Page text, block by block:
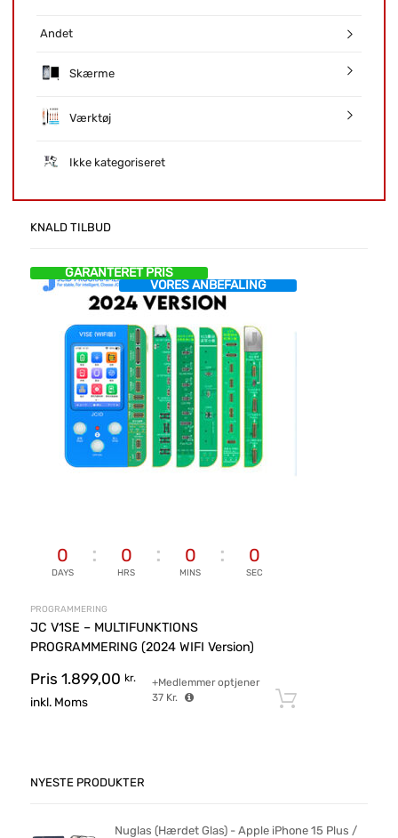
Andet
Skærme
Værktøj
Ikke kategoriseret
KNALD TILBUD
GARANTERET PRIS
VORES ANBEFALING
0
DAYS
0
HRS
0
MINS
0
SEC
PROGRAMMERING
JC V1SE – MULTIFUNKTIONS
PROGRAMMERING (2024 WIFI Version)
Pris 1.899,00 kr.
inkl. Moms
+Medlemmer optjener
37 Kr.
NYESTE PRODUKTER
Nuglas (Hærdet Glas) - Apple iPhone 15 Plus /